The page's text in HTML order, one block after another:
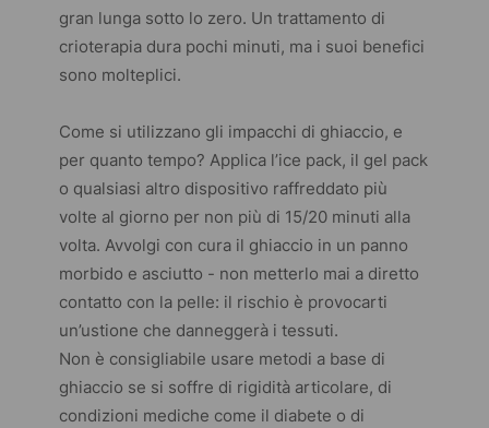
gran lunga sotto lo zero. Un trattamento di
crioterapia dura pochi minuti, ma i suoi benefici
sono molteplici.
Come si utilizzano gli impacchi di ghiaccio, e
per quanto tempo? Applica l’ice pack, il gel pack
o qualsiasi altro dispositivo raffreddato più
volte al giorno per non più di 15/20 minuti alla
volta. Avvolgi con cura il ghiaccio in un panno
morbido e asciutto - non metterlo mai a diretto
contatto con la pelle: il rischio è provocarti
un’ustione che danneggerà i tessuti.
Non è consigliabile usare metodi a base di
ghiaccio se si soffre di rigidità articolare, di
condizioni mediche come il diabete o di